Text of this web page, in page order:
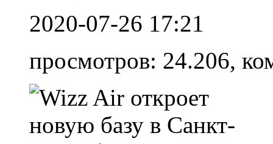
2020-07-26 17:21
просмотров: 24.206,